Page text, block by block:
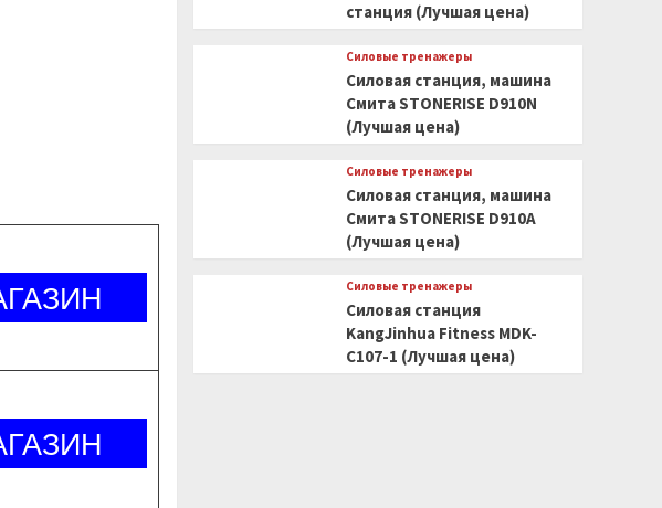
станция (Лучшая цена)
Силовые тренажеры
Силовая станция, машина
Смита STONERISE D910N
(Лучшая цена)
Силовые тренажеры
Силовая станция, машина
Смита STONERISE D910A
(Лучшая цена)
Силовые тренажеры
Силовая станция
KangJinhua Fitness MDK-
C107-1 (Лучшая цена)